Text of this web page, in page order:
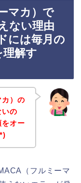
マカ）で
ない理由
には毎月の
解す
）の
の
オー
（フルミーマ